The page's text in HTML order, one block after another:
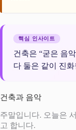
핵심 인사이트
건축은 “굳은 음
다 둘은 같이 진화
건축과 음악
주말입니다. 오늘은
고 합니다.